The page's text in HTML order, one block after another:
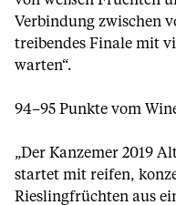
Verbindung zwischen
treibendes Finale mit
warten“.
94–95 Punkte vom
„Der Kanzemer 2019
startet mit reifen,
Rieslingfrüchten aus